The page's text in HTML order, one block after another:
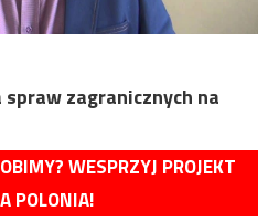
zagranicznych na
WESPRZYJ PROJEKT
POLONIA!